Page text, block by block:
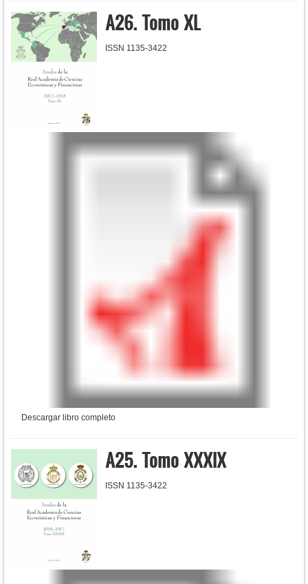
A26. Tomo XL
ISSN 1135-3422
Descargar libro completo
A25. Tomo XXXIX
ISSN 1135-3422